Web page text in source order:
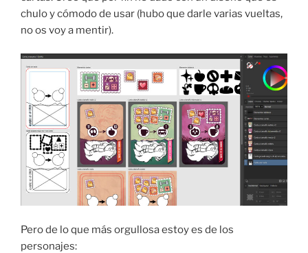
chulo y cómodo de usar (hubo que darle varias vueltas,
no os voy a mentir).
Pero de lo que más orgullosa estoy es de los
personajes: